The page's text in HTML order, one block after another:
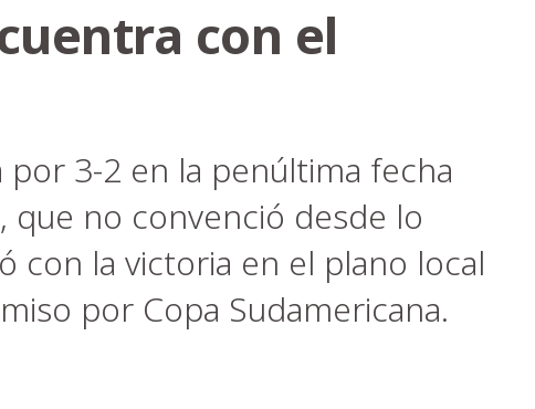
con el
por 3-2 en la penúltima fecha
que no convenció desde lo
con la victoria en el plano local
por Copa Sudamericana.